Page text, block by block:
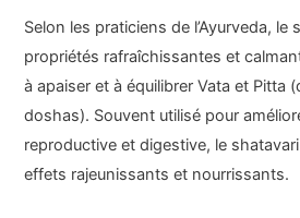
Selon les praticiens de l’Ayurveda,
propriétés rafraîchissantes et
à apaiser et à équilibrer Vata et Pitta
doshas). Souvent utilisé pour
reproductive et digestive, le
effets rajeunissants et nourrissants.